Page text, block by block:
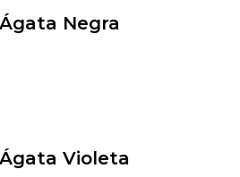
Negra
Violeta